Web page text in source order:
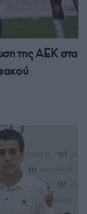
της ΑΕΚ στα